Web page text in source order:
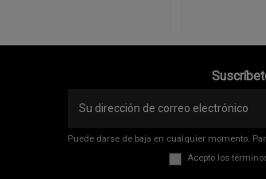
Puede darse de baja en cualquier momento.
Acepto los